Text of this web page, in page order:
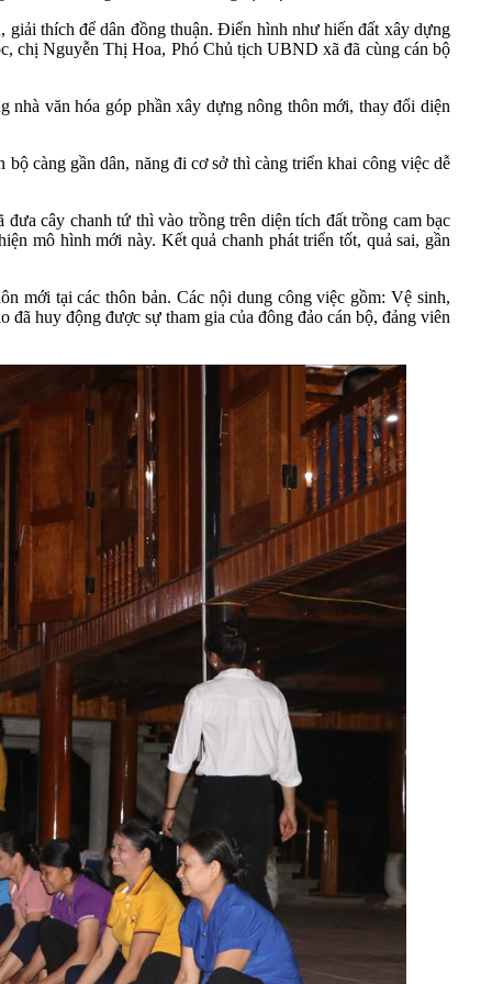
thích để dân đồng thuận. Điển hình như hiến đất xây dựng
chị Nguyễn Thị Hoa, Phó Chủ tịch UBND xã đã cùng cán bộ
văn hóa góp phần xây dựng nông thôn mới, thay đổi diện
càng gần dân, năng đi cơ sở thì càng triển khai công việc dễ
cây chanh tứ thì vào trồng trên diện tích đất trồng cam bạc
mô hình mới này. Kết quả chanh phát triển tốt, quả sai, gần
mới tại các thôn bản. Các nội dung công việc gồm: Vệ sinh,
huy động được sự tham gia của đông đảo cán bộ, đảng viên